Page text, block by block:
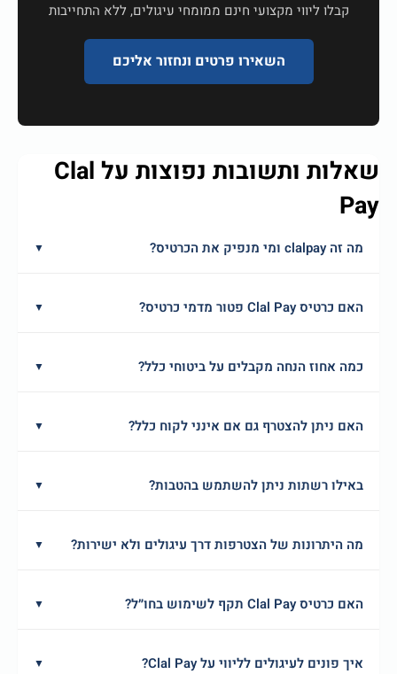
קבלו ליווי מקצועי חינם ממומחי עיגולים, ללא התחייבות
השאירו פרטים ונחזור אליכם
שאלות ותשובות נפוצות על Clal
Pay
מה זה clalpay ומי מנפיק את הכרטיס? ▼
האם כרטיס Clal Pay פטור מדמי כרטיס? ▼
כמה אחוז הנחה מקבלים על ביטוחי כלל? ▼
האם ניתן להצטרף גם אם אינני לקוח כלל? ▼
באילו רשתות ניתן להשתמש בהטבות? ▼
מה היתרונות של הצטרפות דרך עיגולים ולא ישירות? ▼
האם כרטיס Clal Pay תקף לשימוש בחו״ל? ▼
איך פונים לעיגולים לליווי על Clal Pay? ▼